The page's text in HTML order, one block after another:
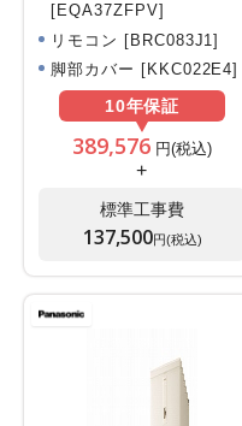
[EQA37ZFPV]
リモコン [BRC083J1]
脚部カバー [KKC022E4]
10年保証
389,576 円(税込)
+
標準工事費
137,500円(税込)